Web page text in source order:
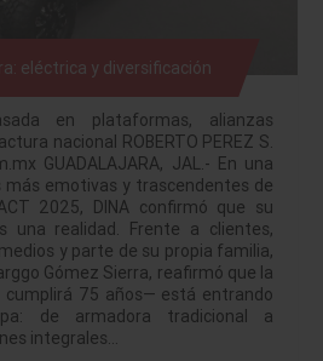
eléctrica y diversificación
en plataformas, alianzas
nacional ROBERTO PEREZ S.
GUADALAJARA, JAL.- En una
más emotivas y trascendentes de
2025, DINA confirmó que su
una realidad. Frente a clientes,
y parte de su propia familia,
Gómez Sierra, reafirmó que la
75 años— está entrando
de armadora tradicional a
integrales…